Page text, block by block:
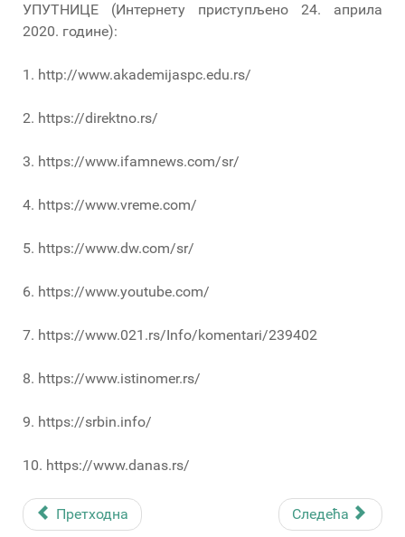
УПУТНИЦЕ (Интернету приступљено 24. априла
2020. године):
1. http://www.akademijaspc.edu.rs/
2. https://direktno.rs/
3. https://www.ifamnews.com/sr/
4. https://www.vreme.com/
5. https://www.dw.com/sr/
6. https://www.youtube.com/
7. https://www.021.rs/Info/komentari/239402
8. https://www.istinomer.rs/
9. https://srbin.info/
10. https://www.danas.rs/
Претходна Следећа